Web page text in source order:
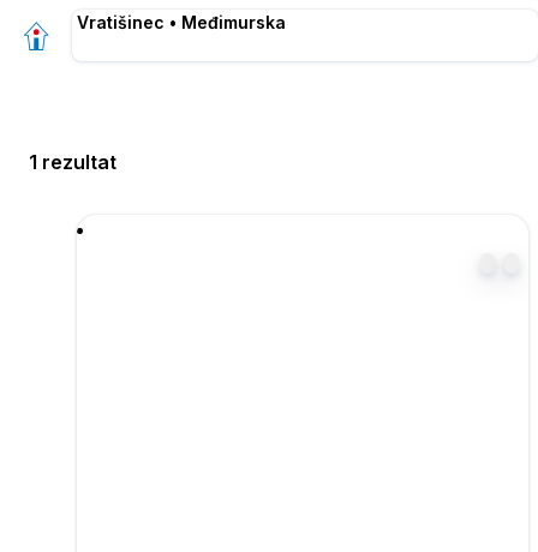
Vratišinec • Međimurska
1 rezultat